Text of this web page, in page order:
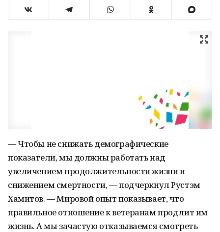
— Чтобы не снижать демографические
показатели, мы должны работать над
увеличением продолжительности жизни и
снижением смертности, — подчеркнул Рустэм
Хамитов. — Мировой опыт показывает, что
правильное отношение к ветеранам продлит им
жизнь. А мы зачастую отказываемся смотреть